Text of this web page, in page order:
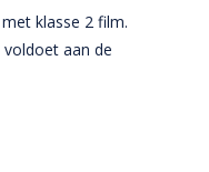
klasse 2 film.
aan de